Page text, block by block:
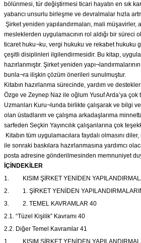
bölünmesi, tür değiştirmesi ticari hayatın en sık
yabancı unsurlu birleşme ve devralmalar hızla
Şirket yeniden yapılandırmaları, mali
mesleklerden uygulamacının rol aldığı bir süreci
ticaret huku¬ku, vergi hukuku ve rekabet hukuku
çeşitli disiplinleri ilgilendirmesidir. Bu kitap,
hazırlanmıştır. Şirket yeniden
bunla¬ra ilişkin çözüm önerileri sunulmuştur.
Kitabın hazırlanma sürecinde, yardım ve
Özge ve Zeynep Naz ile oğlum Yusuf Arda’ya
Uzmanları Kuru¬lunda birlikte çalışarak ve bilgi
olan üstadlarım ve çalışma arkadaşlarıma
sarfeden Seçkin Yayıncılık çalışanlarına çok
Kitabın tüm uygulamacılara faydalı olmasını
ile sonraki baskılara hazırlanmasına yardımcı
posta adresine gönderilmesinden memnuniyet
İÇİNDEKİLER
1. KISIM ŞİRKET YENİDEN
2. 1. ŞİRKET YENİDEN
3. 2. TEMEL KAVRAMLAR 40
2.1. “Tüzel Kişilik” Kavramı 40
2.2. Diğer Temel Kavramlar 41
1. KISIM ŞİRKET YENİDEN